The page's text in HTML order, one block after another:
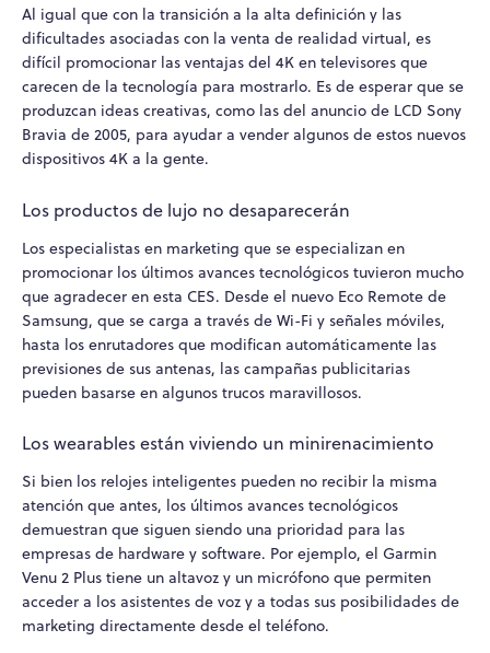
Al igual que con la transición a la alta definición y las
dificultades asociadas con la venta de realidad virtual, es
difícil promocionar las ventajas del 4K en televisores que
carecen de la tecnología para mostrarlo. Es de esperar que se
produzcan ideas creativas, como las del anuncio de LCD Sony
Bravia de 2005, para ayudar a vender algunos de estos nuevos
dispositivos 4K a la gente.
Los productos de lujo no desaparecerán
Los especialistas en marketing que se especializan en
promocionar los últimos avances tecnológicos tuvieron mucho
que agradecer en esta CES. Desde el nuevo Eco Remote de
Samsung, que se carga a través de Wi-Fi y señales móviles,
hasta los enrutadores que modifican automáticamente las
previsiones de sus antenas, las campañas publicitarias
pueden basarse en algunos trucos maravillosos.
Los wearables están viviendo un minirenacimiento
Si bien los relojes inteligentes pueden no recibir la misma
atención que antes, los últimos avances tecnológicos
demuestran que siguen siendo una prioridad para las
empresas de hardware y software. Por ejemplo, el Garmin
Venu 2 Plus tiene un altavoz y un micrófono que permiten
acceder a los asistentes de voz y a todas sus posibilidades de
marketing directamente desde el teléfono.